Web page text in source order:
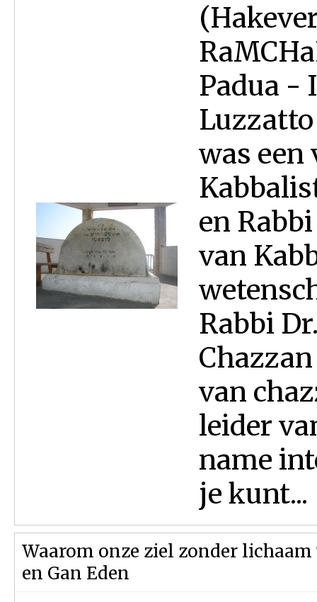
Padua -
was een
en
van
Rabbi
van
leider
name
je kunt...
Waarom onze ziel zonder
en Gan Eden